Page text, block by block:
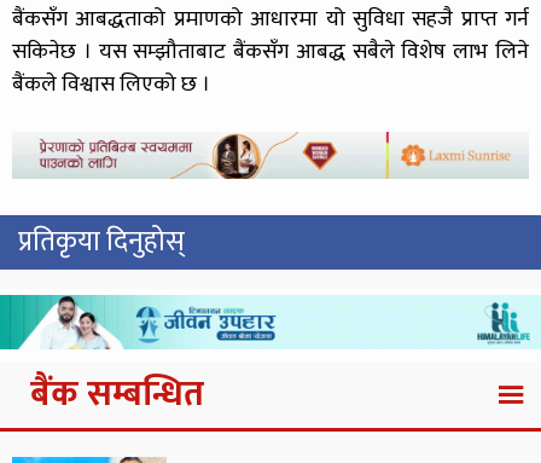
बैंकसँग आबद्धताको प्रमाणको आधारमा यो सुविधा सहजै प्राप्त गर्न
सकिनेछ । यस सम्झौताबाट बैंकसँग आबद्ध सबैले विशेष लाभ लिने
बैंकले विश्वास लिएको छ ।
प्रतिकृया दिनुहोस्
बैंक सम्बन्धित